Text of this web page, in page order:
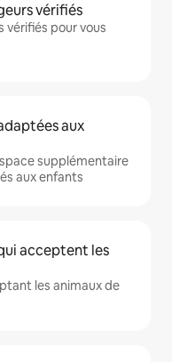
vérifiés
vérifiés pour vous
aux
supplémentaire
aux enfants
acceptent les
les animaux de